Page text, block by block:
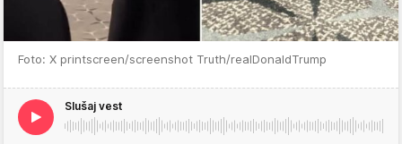
Foto: X printscreen/screenshot Truth/realDonaldTrump
Slušaj vest